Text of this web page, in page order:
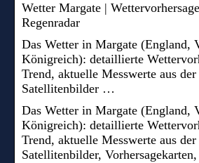
Wetter Margate |
Regenradar
Das Wetter in Margate (England,
Königreich): detaillierte
Trend, aktuelle Messwerte aus
Satellitenbilder …
Das Wetter in Margate (England,
Königreich): detaillierte
Trend, aktuelle Messwerte aus
Satellitenbilder,